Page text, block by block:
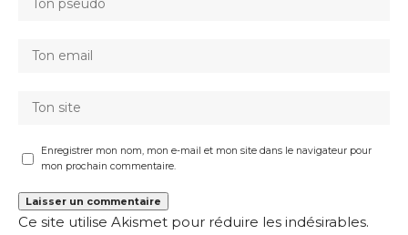
Enregistrer mon nom, mon e-mail et mon site dans le navigateur pour
mon prochain commentaire.
Ce site utilise Akismet pour réduire les indésirables.